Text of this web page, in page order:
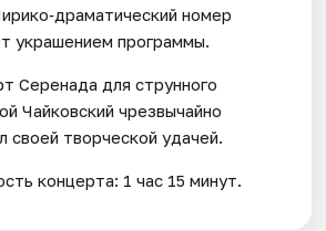
номер
украшением программы.
Серенада для струнного
Чайковский чрезвычайно
своей творческой удачей.
концерта: 1 час 15 минут.